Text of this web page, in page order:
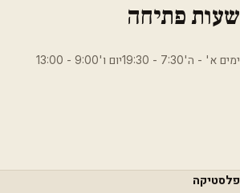
שעות פתיחה
ימים א' - ה'7:30 - 19:30יום ו'9:00 - 13:00
פלסטיקה